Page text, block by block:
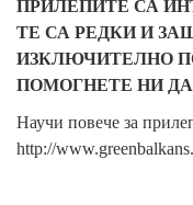
ПРИЛЕПИТЕ СА
ТЕ СА РЕДКИ И
ИЗКЛЮЧИТЕЛНО
ПОМОГНЕТЕ НИ
Научи повече за
http://